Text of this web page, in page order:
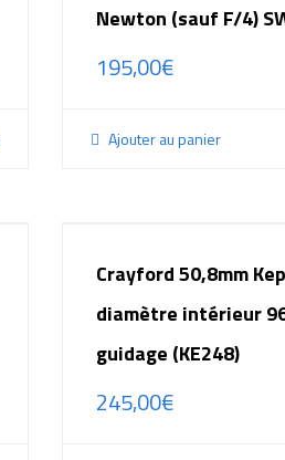
Newton (sauf F/4)
195,00€
Ajouter au panier
Crayford 50,8mm
diamètre intérieur
guidage (KE248)
245,00€